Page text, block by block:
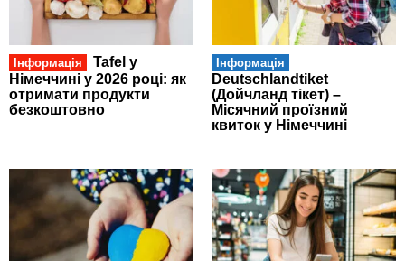
Інформація
Tafel у
Німеччині у 2026 році: як
отримати продукти
безкоштовно
Інформація
Deutschlandtiket
(Дойчланд тікет) –
Місячний проїзний
квиток у Німеччині